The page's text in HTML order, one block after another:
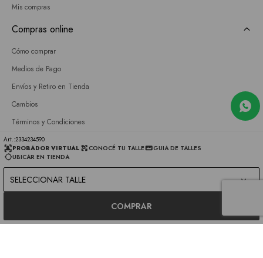
2334234590
PROBADOR VIRTUAL
CONOCÉ TU TALLE
GUIA DE TALLES
UBICAR EN TIENDA
SELECCIONAR TALLE
COMPRAR
Mis compras
Compras online
Cómo comprar
Medios de Pago
Envíos y Retiro en Tienda
Cambios
Términos y Condiciones
GIFT CARD
Empresa
Sobre nosotros
Únete a nuestro equipo